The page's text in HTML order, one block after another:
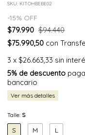
SKU: KITOHBEBE02
-15% OFF
$79.990 $94.440
$75.990,50 con
3 x $26.663,33 sin
5% de descuento
bancario
Ver más detalles
Talle: S
S M L